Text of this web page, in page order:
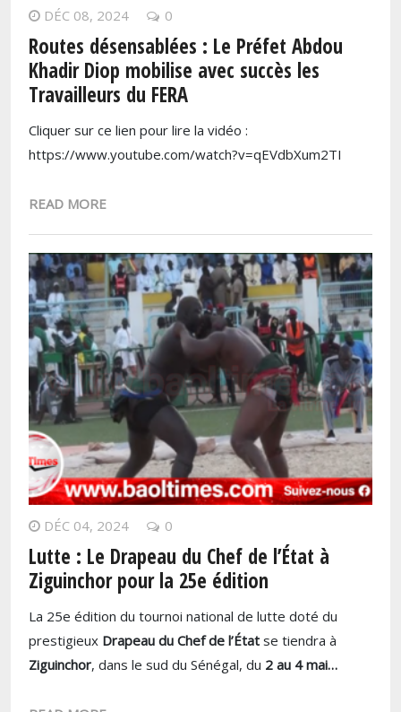
DÉC 08, 2024 0
Routes désensablées : Le Préfet Abdou
Khadir Diop mobilise avec succès les
Travailleurs du FERA
Cliquer sur ce lien pour lire la vidéo :
https://www.youtube.com/watch?v=qEVdbXum2TI
READ MORE
DÉC 04, 2024 0
Lutte : Le Drapeau du Chef de l’État à
Ziguinchor pour la 25e édition
La 25e édition du tournoi national de lutte doté du
prestigieux Drapeau du Chef de l’État se tiendra à
Ziguinchor, dans le sud du Sénégal, du 2 au 4 mai…